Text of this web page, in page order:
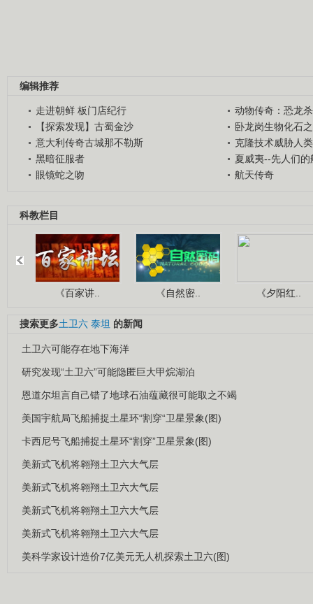
编辑推荐
走进朝鲜 板门店纪行
动物传奇：恐龙
【探索发现】古蜀金沙
卧龙岗生物化石
意大利传奇古城那不勒斯
克隆技术威胁人
黑暗征服者
夏威夷--先人们的
眼镜蛇之吻
航天传奇
科教栏目
《百家讲.. 《自然密.. 《夕阳红..
搜索更多土卫六 泰坦 的新闻
土卫六可能存在地下海洋
研究发现“土卫六”可能隐匿巨大甲烷湖泊
恩道尔坦言自己错了地球石油蕴藏很可能取之不竭
美国宇航局飞船捕捉土星环“割穿“卫星景象(图)
卡西尼号飞船捕捉土星环“割穿”卫星景象(图)
美新式飞机将翱翔土卫六大气层
美新式飞机将翱翔土卫六大气层
美新式飞机将翱翔土卫六大气层
美新式飞机将翱翔土卫六大气层
美科学家设计造价7亿美元无人机探索土卫六(图)